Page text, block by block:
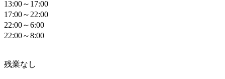
13:00～17:00
17:00～22:00
22:00～6:00
22:00～8:00
残業なし